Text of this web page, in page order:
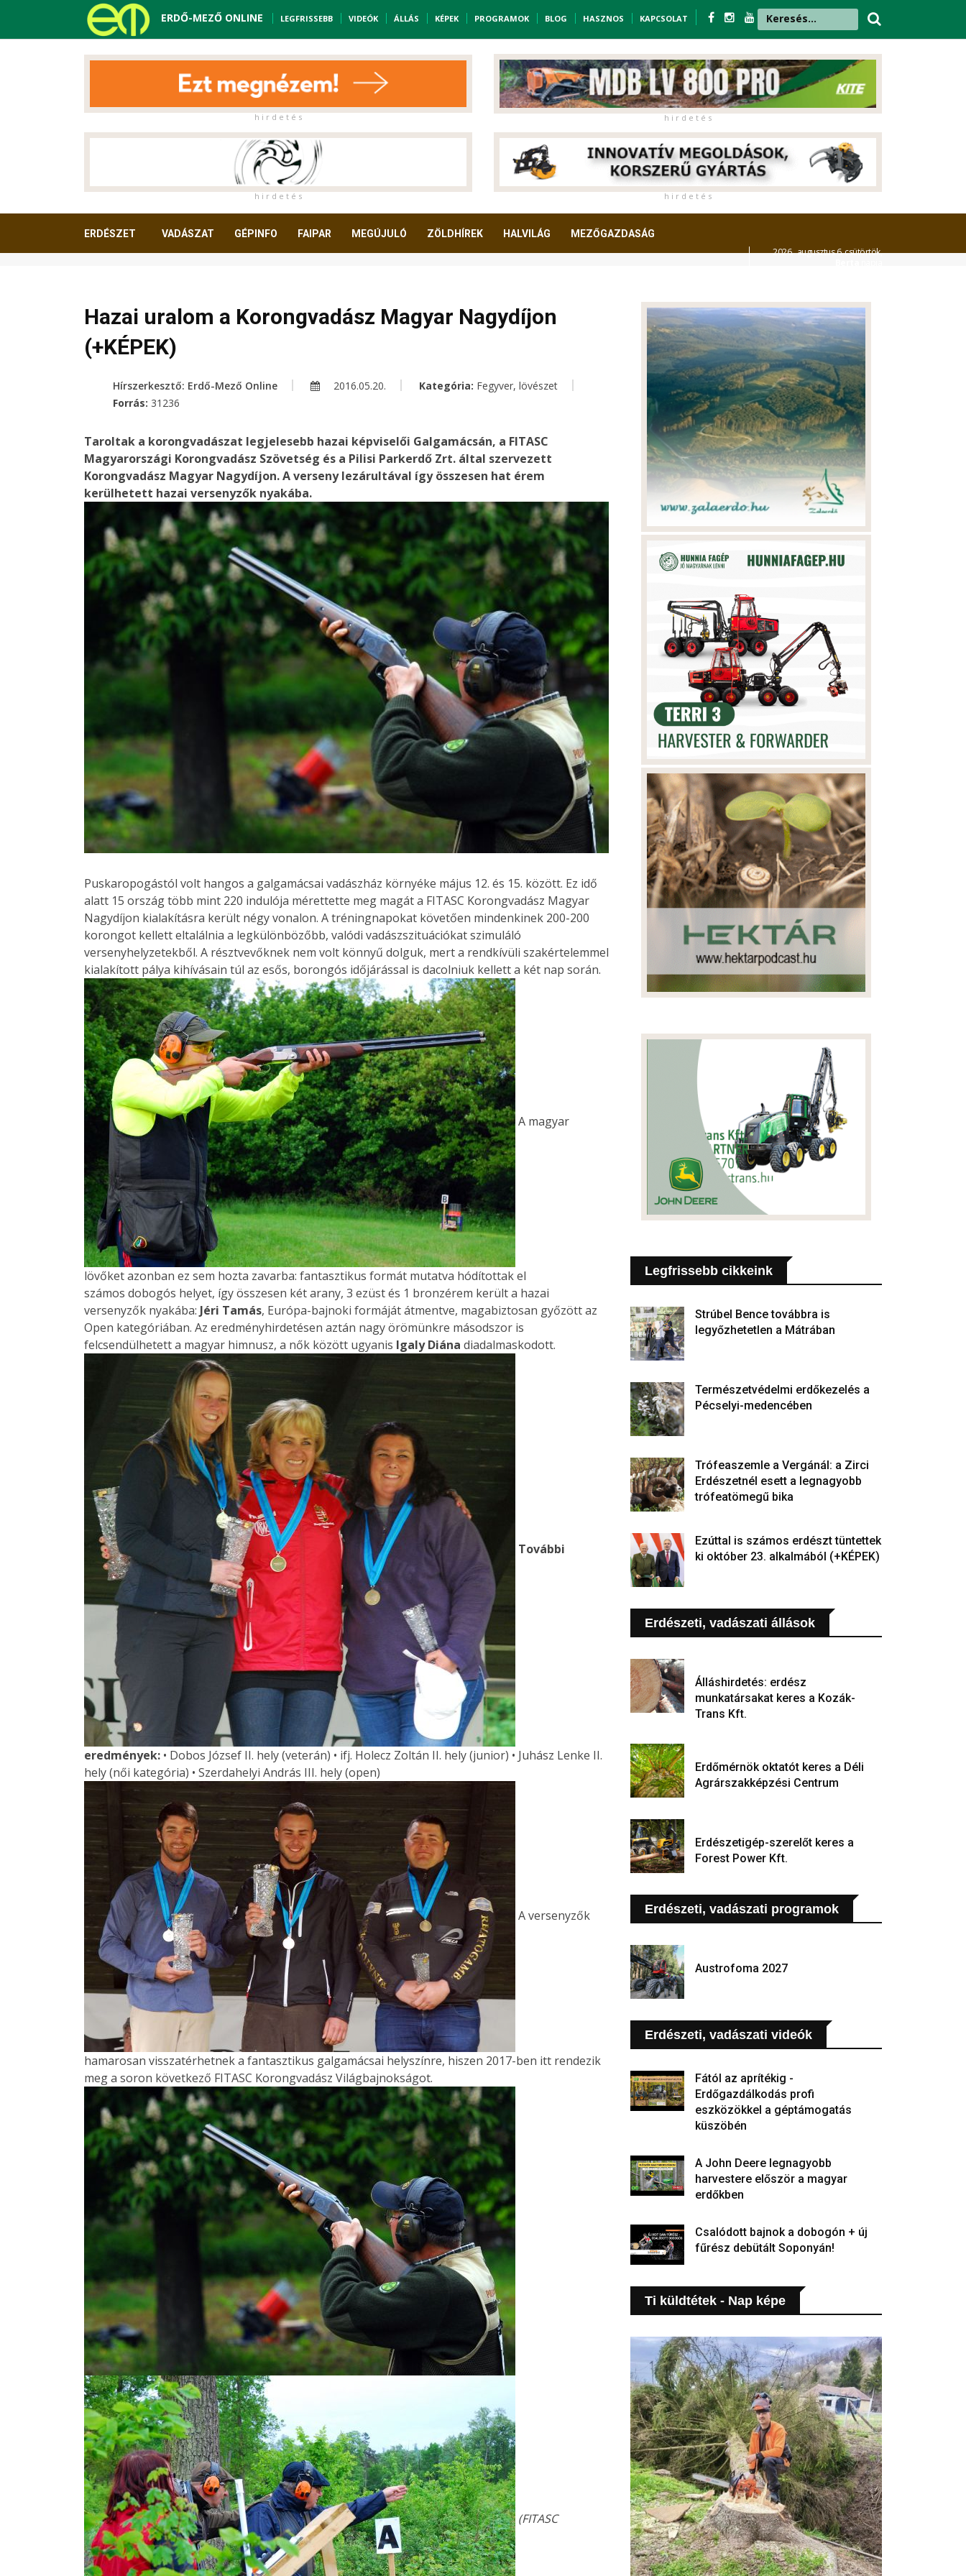
ERDŐ-MEZŐ ONLINE LEGFRISSEBB VIDEÓK ÁLLÁS KÉPEK PROGRAMOK BLOG HASZNOS KAPCSOLAT
h i r d e t é s h i r d e t é s
h i r d e t é s h i r d e t é s
ERDÉSZET VADÁSZAT GÉPINFO FAIPAR MEGÚJULÓ ZÖLDHÍREK HALVILÁG MEZŐGAZDASÁG
2026. augusztus 6. csütörtök,
Hazai uralom a Korongvadász Magyar Nagydíjon
(+KÉPEK)
Hírszerkesztő: Erdő-Mező Online 2016.05.20. Kategória: Fegyver, lövészet
Forrás: 31236
Taroltak a korongvadászat legjelesebb hazai képviselői Galgamácsán, a FITASC
Magyarországi Korongvadász Szövetség és a Pilisi Parkerdő Zrt. által szervezett
Korongvadász Magyar Nagydíjon. A verseny lezárultával így összesen hat érem
kerülhetett hazai versenyzők nyakába.
Puskaropogástól volt hangos a galgamácsai vadászház környéke május 12. és 15. között. Ez idő
alatt 15 ország több mint 220 indulója mérettette meg magát a FITASC Korongvadász Magyar
Nagydíjon kialakításra került négy vonalon. A tréningnapokat követően mindenkinek 200-200
korongot kellett eltalálnia a legkülönbözőbb, valódi vadászszituációkat szimuláló
versenyhelyzetekből. A résztvevőknek nem volt könnyű dolguk, mert a rendkívüli szakértelemmel
kialakított pálya kihívásain túl az esős, borongós időjárással is dacolniuk kellett a két nap során.
A magyar
lövőket azonban ez sem hozta zavarba: fantasztikus formát mutatva hódítottak el
számos dobogós helyet, így összesen két arany, 3 ezüst és 1 bronzérem került a hazai
versenyzők nyakába: Jéri Tamás, Európa-bajnoki formáját átmentve, magabiztosan győzött az
Open kategóriában. Az eredményhirdetésen aztán nagy örömünkre másodszor is
felcsendülhetett a magyar himnusz, a nők között ugyanis Igaly Diána diadalmaskodott.
További
eredmények: • Dobos József II. hely (veterán) • ifj. Holecz Zoltán II. hely (junior) • Juhász Lenke II.
hely (női kategória) • Szerdahelyi András III. hely (open)
A versenyzők
hamarosan visszatérhetnek a fantasztikus galgamácsai helyszínre, hiszen 2017-ben itt rendezik
meg a soron következő FITASC Korongvadász Világbajnokságot.
(FITASC
Legfrissebb cikkeink
Strúbel Bence továbbra is
legyőzhetetlen a Mátrában
Természetvédelmi erdőkezelés a
Pécselyi-medencében
Trófeaszemle a Vergánál: a Zirci
Erdészetnél esett a legnagyobb
trófeatömegű bika
Ezúttal is számos erdészt tüntettek
ki október 23. alkalmából (+KÉPEK)
Erdészeti, vadászati állások
Álláshirdetés: erdész
munkatársakat keres a Kozák-
Trans Kft.
Erdőmérnök oktatót keres a Déli
Agrárszakképzési Centrum
Erdészetigép-szerelőt keres a
Forest Power Kft.
Erdészeti, vadászati programok
Austrofoma 2027
Erdészeti, vadászati videók
Fától az aprítékig -
Erdőgazdálkodás profi
eszközökkel a géptámogatás
küszöbén
A John Deere legnagyobb
harvestere először a magyar
erdőkben
Csalódott bajnok a dobogón + új
fűrész debütált Soponyán!
Ti küldtétek - Nap képe